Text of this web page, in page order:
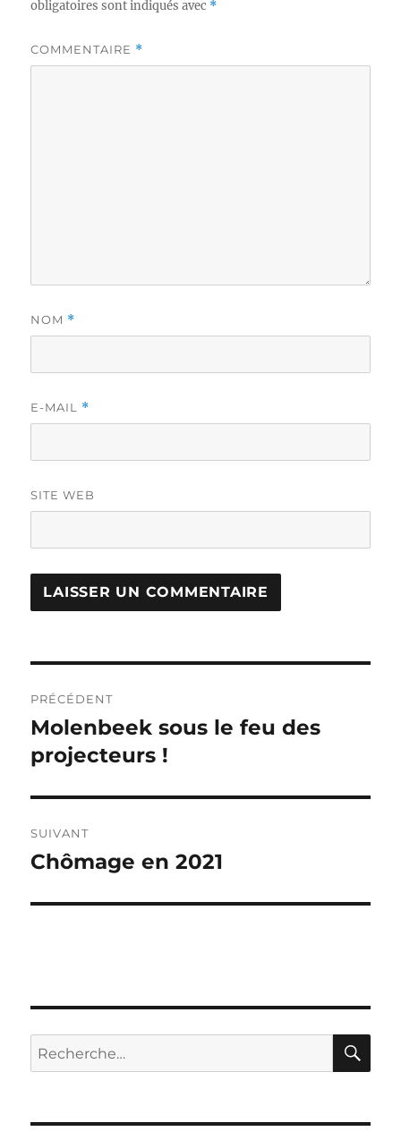
obligatoires sont indiqués avec *
COMMENTAIRE *
NOM *
E-MAIL *
SITE WEB
de
l’article
PRÉCÉDENT
Publication
précédente :
Molenbeek sous le feu des
projecteurs !
SUIVANT
Publication
Chômage en 2021
Recherche
pour :